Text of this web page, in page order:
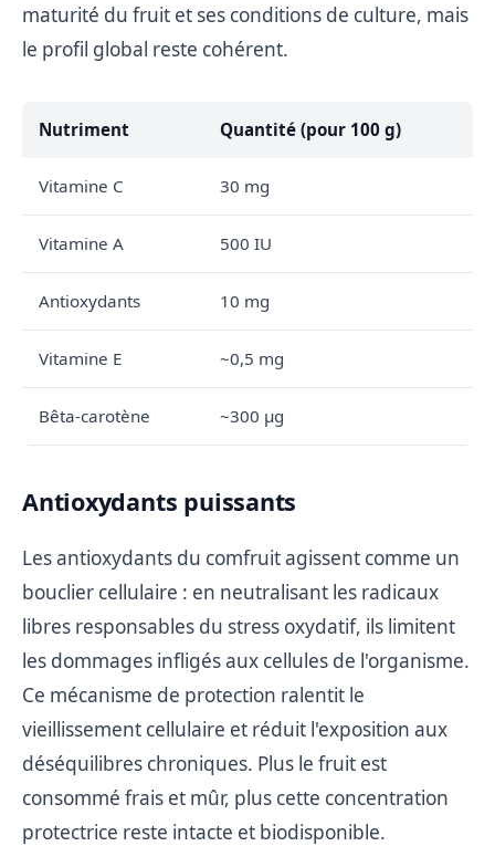
maturité du fruit et ses conditions de culture, mais
le profil global reste cohérent.
Nutriment Quantité (pour 100 g)
Vitamine C 30 mg
Vitamine A 500 IU
Antioxydants 10 mg
Vitamine E ~0,5 mg
Bêta-carotène ~300 µg
Antioxydants puissants
Les antioxydants du comfruit agissent comme un
bouclier cellulaire : en neutralisant les radicaux
libres responsables du stress oxydatif, ils limitent
les dommages infligés aux cellules de l'organisme.
Ce mécanisme de protection ralentit le
vieillissement cellulaire et réduit l'exposition aux
déséquilibres chroniques. Plus le fruit est
consommé frais et mûr, plus cette concentration
protectrice reste intacte et biodisponible.